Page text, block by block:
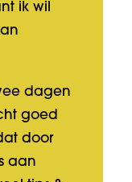
ik wil
dagen
goed
door
aan